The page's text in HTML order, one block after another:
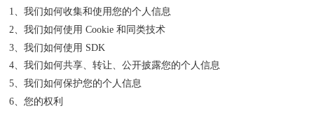
1、我们如何收集和使用您的个人信息
2、我们如何使用 Cookie 和同类技术
3、我们如何使用 SDK
4、我们如何共享、转让、公开披露您的个人信息
5、我们如何保护您的个人信息
6、您的权利